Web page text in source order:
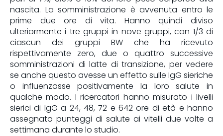
nascita. La somministrazione è avvenuta entro le
prime due ore di vita. Hanno quindi diviso
ulteriormente i tre gruppi in nove gruppi, con 1/3 di
ciascun dei gruppi BW che ha ricevuto
rispettivamente zero, due o quattro successive
somministrazioni di latte di transizione, per vedere
se anche questo avesse un effetto sulle IgG sieriche
o influenzasse positivamente la loro salute in
qualche modo. I ricercatori hanno misurato i livelli
sierici di IgG a 24, 48, 72 e 642 ore di età e hanno
assegnato punteggi di salute ai vitelli due volte a
settimana durante lo studio.